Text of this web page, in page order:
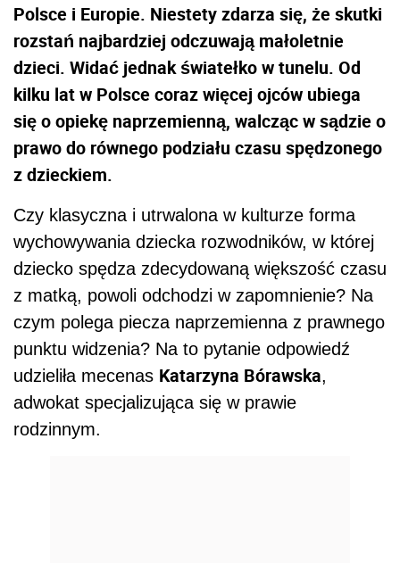
Polsce i Europie. Niestety zdarza się, że skutki
rozstań najbardziej odczuwają małoletnie
dzieci. Widać jednak światełko w tunelu. Od
kilku lat w Polsce coraz więcej ojców ubiega
się o opiekę naprzemienną, walcząc w sądzie o
prawo do równego podziału czasu spędzonego
z dzieckiem.
Czy klasyczna i utrwalona w kulturze forma
wychowywania dziecka rozwodników, w której
dziecko spędza zdecydowaną większość czasu
z matką, powoli odchodzi w zapomnienie? Na
czym polega piecza naprzemienna z prawnego
punktu widzenia? Na to pytanie odpowiedź
udzieliła mecenas Katarzyna Bórawska,
adwokat specjalizująca się w prawie
rodzinnym.